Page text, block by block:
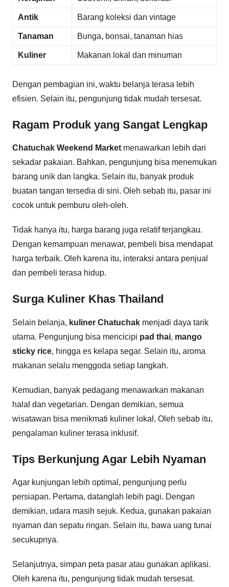
Antik Barang koleksi dan vintage
Tanaman Bunga, bonsai, tanaman hias
Kuliner Makanan lokal dan minuman
Dengan pembagian ini, waktu belanja terasa lebih
efisien. Selain itu, pengunjung tidak mudah tersesat.
Ragam Produk yang Sangat Lengkap
Chatuchak Weekend Marketmenawarkan lebih dari
sekadar pakaian. Bahkan, pengunjung bisa menemukan
barang unik dan langka. Selain itu, banyak produk
buatan tangan tersedia di sini. Oleh sebab itu, pasar ini
cocok untuk pemburu oleh-oleh.
Tidak hanya itu, harga barang juga relatif terjangkau.
Dengan kemampuan menawar, pembeli bisa mendapat
harga terbaik. Oleh karena itu, interaksi antara penjual
dan pembeli terasa hidup.
Surga Kuliner Khas Thailand
Selain belanja, kuliner Chatuchak menjadi daya tarik
utama. Pengunjung bisa mencicipi pad thai, mango
sticky rice, hingga es kelapa segar. Selain itu, aroma
makanan selalu menggoda setiap langkah.
Kemudian, banyak pedagang menawarkan makanan
halal dan vegetarian. Dengan demikian, semua
wisatawan bisa menikmati kuliner lokal. Oleh sebab itu,
pengalaman kuliner terasa inklusif.
Tips Berkunjung Agar Lebih Nyaman
Agar kunjungan lebih optimal, pengunjung perlu
persiapan. Pertama, datanglah lebih pagi. Dengan
demikian, udara masih sejuk. Kedua, gunakan pakaian
nyaman dan sepatu ringan. Selain itu, bawa uang tunai
secukupnya.
Selanjutnya, simpan peta pasar atau gunakan aplikasi.
Oleh karena itu, pengunjung tidak mudah tersesat.